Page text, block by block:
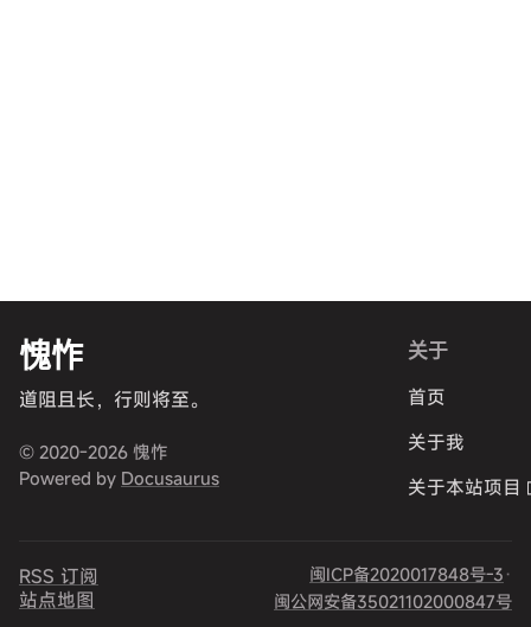
愧怍
道阻且长，行则将至。
© 2020-2026 愧怍
Powered by Docusaurus
关于
首页
关于我
关于本站项目
RSS 订阅
站点地图
闽ICP备2020017848号-3 ·
闽公网安备35021102000847号